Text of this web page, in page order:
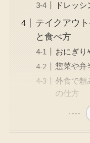
ドレッ
テイクアウ
と食べ方
おにぎり
惣菜や弁
外食で頼
の仕方